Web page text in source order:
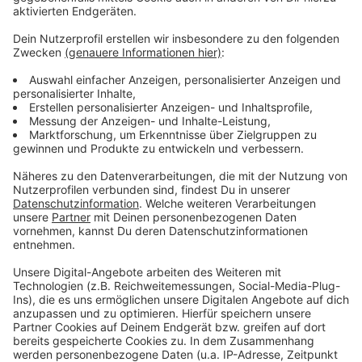
Für die DEG geht es am Sonntag (22.09.) mit dem
nächsten Auswärtsspiel weiter, dann ist das Team in
Wolfsburg zu Gast.
Anzeige
Weitere Infos und Links zum Thema:
Anzeige
Hier geht es zur DEG
Hier geht es zur DEL
Anzeige